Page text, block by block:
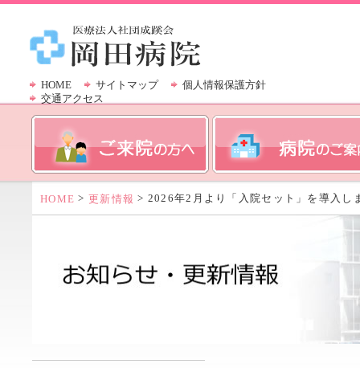
HOME サイトマップ
個人情報保護方針
交通アクセス
HOME > 更新情報 > 2026年2月より「入院セット」を導入し